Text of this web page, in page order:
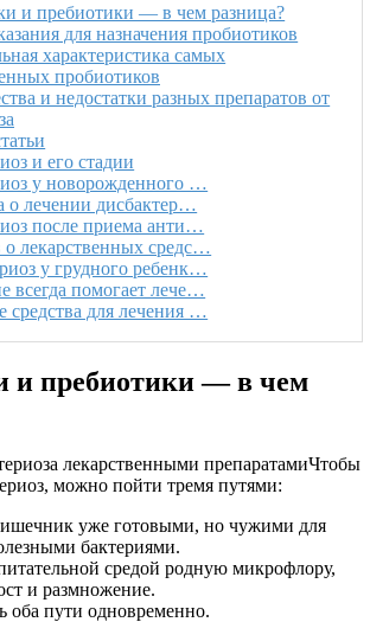
и пребиотики — в чем разница?
для назначения пробиотиков
характеристика самых
пробиотиков
и недостатки разных препаратов от
и его стадии
у новорожденного …
о лечении дисбактер…
после приема анти…
лекарственных средс…
у грудного ребенк…
всегда помогает лече…
средства для лечения …
и пребиотики — в чем
Чтобы
можно пойти тремя путями:
уже готовыми, но чужими для
бактериями.
средой родную микрофлору,
и размножение.
оба пути одновременно.